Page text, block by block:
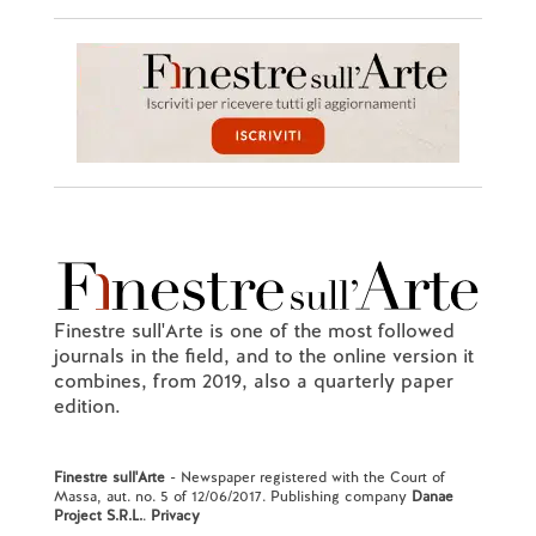
Finestre sull'Arte is one of the most followed
journals in the field, and to the online version it
combines, from 2019, also a quarterly paper
edition.
Finestre sull'Arte- Newspaper registered with the Court of
Massa, aut. no. 5 of 12/06/2017. Publishing company Danae
Project S.R.L.. Privacy